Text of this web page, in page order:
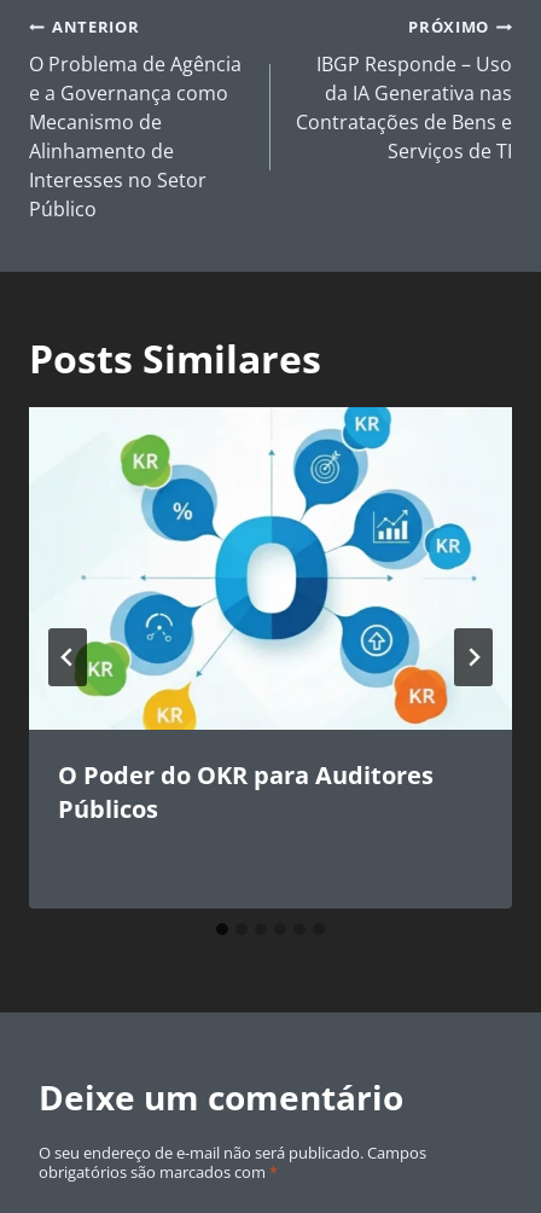
Navegação
de
Post
ANTERIOR
O Problema de Agência
e a Governança como
Mecanismo de
Alinhamento de
Interesses no Setor
Público
PRÓXIMO
IBGP Responde – Uso
da IA Generativa nas
Contratações de Bens e
Serviços de TI
Posts Similares
O Poder do OKR para Auditores
Públicos
Deixe um comentário
O seu endereço de e-mail não será publicado.Campos
obrigatórios são marcados com *